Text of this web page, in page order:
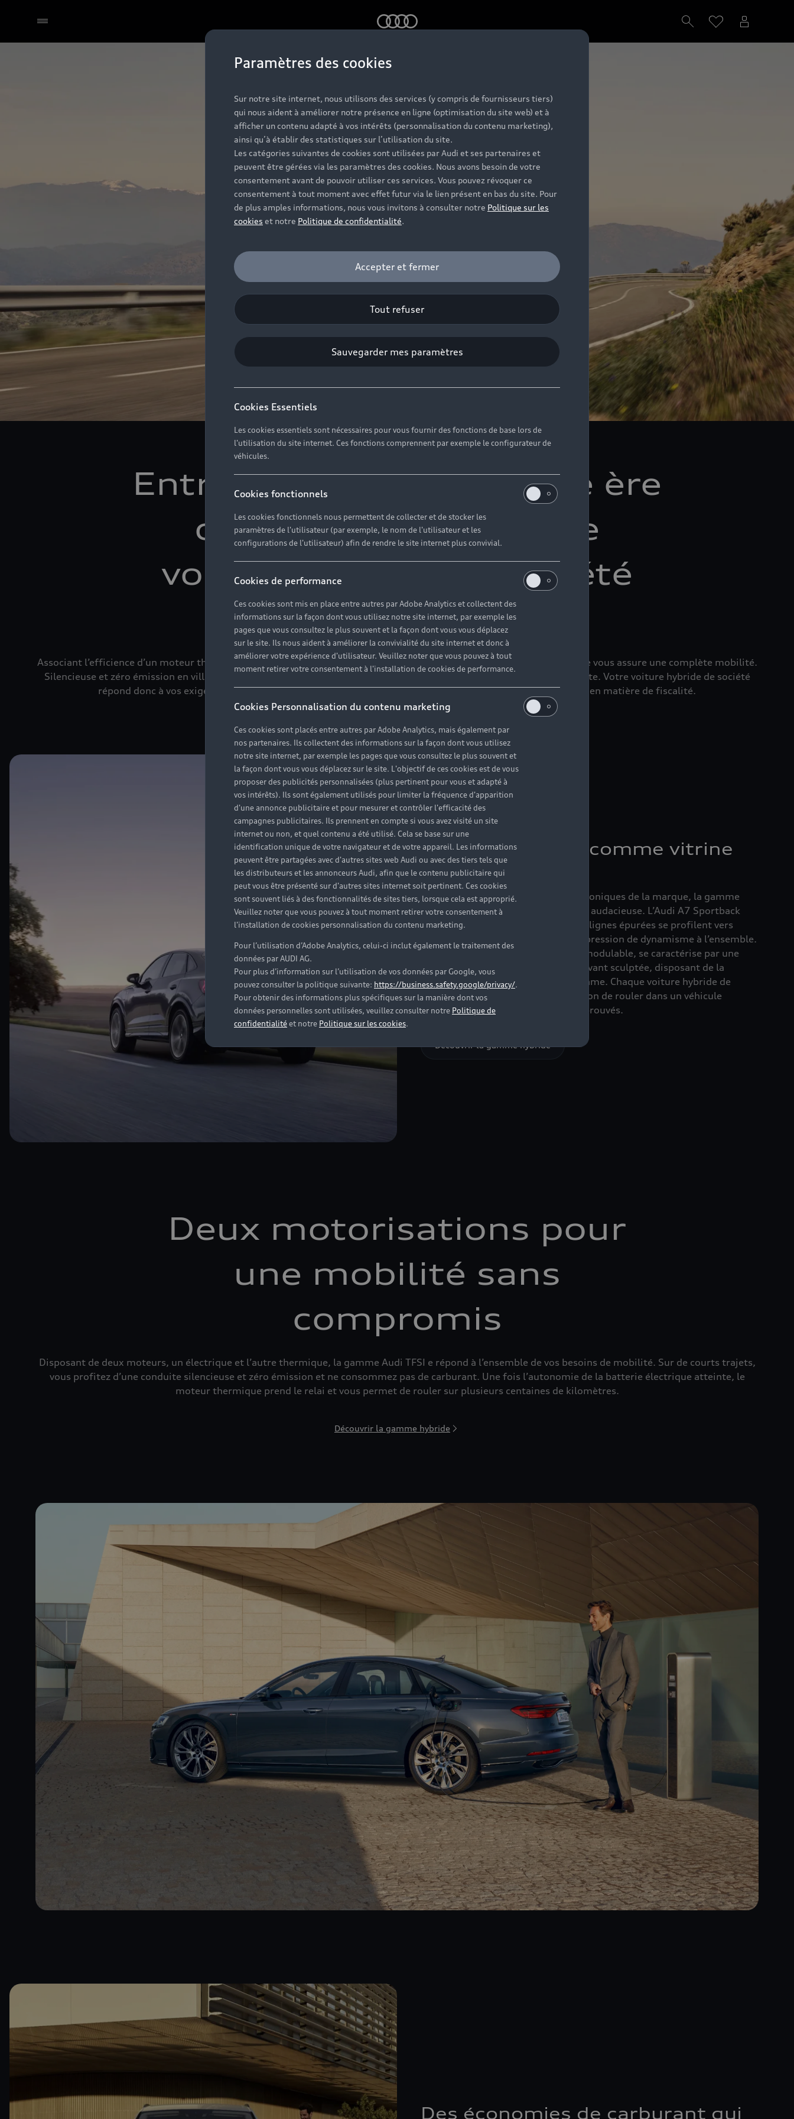
Entrez dans une nouvelle ère
de mobilité avec votre
voiture hybride de société
Audi
Associant l’efficience d’un moteur thermique à celle d’un moteur électrique, la gamme hybride rechargeable Audi TFSI e vous assure une complète mobilité.
Silencieuse et zéro émission en ville, elle se montre également dynamique et réactive en milieu urbain comme sur route. Votre voiture hybride de société
répond donc à vos exigences de confort, de sécurité et de praticité. Elle vous offre en outre, des avantages en matière de fiscalité.
Une allure racée comme vitrine
de votre activité
Directement inspirée des modèles iconiques de la marque, la gamme
hybride rechargeable Audi TFSI e est audacieuse. L’Audi A7 Sportback
TFSI e en est le parfait exemple. Ses lignes épurées se profilent vers
l’arrière du véhicule, offrant une impression de dynamisme à l’ensemble.
L’Audi Q5 TFSI e, SUV polyvalent et modulable, se caractérise par une
allure charismatique avec une face avant sculptée, disposant de la
signature Audi, la calandre SingleFrame. Chaque voiture hybride de
société Audi vous offre donc l’occasion de rouler dans un véhicule
élégant, au confort et à l’efficience prouvés.
Découvrir la gamme hybride
Deux motorisations pour
une mobilité sans
compromis
Disposant de deux moteurs, un électrique et l’autre thermique, la gamme Audi TFSI e répond à l’ensemble de vos besoins de mobilité. Sur de courts trajets,
vous profitez d’une conduite silencieuse et zéro émission et ne consommez pas de carburant. Une fois l’autonomie de la batterie électrique atteinte, le
moteur thermique prend le relai et vous permet de rouler sur plusieurs centaines de kilomètres.
Découvrir la gamme hybride
Des économies de carburant qui
Paramètres des cookies
Sur notre site internet, nous utilisons des services (y compris de fournisseurs tiers)
qui nous aident à améliorer notre présence en ligne (optimisation du site web) et à
afficher un contenu adapté à vos intérêts (personnalisation du contenu marketing),
ainsi qu’à établir des statistiques sur l’utilisation du site.
Les catégories suivantes de cookies sont utilisées par Audi et ses partenaires et
peuvent être gérées via les paramètres des cookies. Nous avons besoin de votre
consentement avant de pouvoir utiliser ces services. Vous pouvez révoquer ce
consentement à tout moment avec effet futur via le lien présent en bas du site. Pour
de plus amples informations, nous vous invitons à consulter notre Politique sur les
cookies et notre Politique de confidentialité.
Accepter et fermer
Tout refuser
Sauvegarder mes paramètres
Cookies Essentiels
Les cookies essentiels sont nécessaires pour vous fournir des fonctions de base lors de
l'utilisation du site internet. Ces fonctions comprennent par exemple le configurateur de
véhicules.
Cookies fonctionnels
Les cookies fonctionnels nous permettent de collecter et de stocker les
paramètres de l'utilisateur (par exemple, le nom de l'utilisateur et les
configurations de l'utilisateur) afin de rendre le site internet plus convivial.
Cookies de performance
Ces cookies sont mis en place entre autres par Adobe Analytics et collectent des
informations sur la façon dont vous utilisez notre site internet, par exemple les
pages que vous consultez le plus souvent et la façon dont vous vous déplacez
sur le site. Ils nous aident à améliorer la convivialité du site internet et donc à
améliorer votre expérience d'utilisateur. Veuillez noter que vous pouvez à tout
moment retirer votre consentement à l'installation de cookies de performance.
Cookies Personnalisation du contenu marketing
Ces cookies sont placés entre autres par Adobe Analytics, mais également par
nos partenaires. Ils collectent des informations sur la façon dont vous utilisez
notre site internet, par exemple les pages que vous consultez le plus souvent et
la façon dont vous vous déplacez sur le site. L'objectif de ces cookies est de vous
proposer des publicités personnalisées (plus pertinent pour vous et adapté à
vos intérêts). Ils sont également utilisés pour limiter la fréquence d'apparition
d'une annonce publicitaire et pour mesurer et contrôler l'efficacité des
campagnes publicitaires. Ils prennent en compte si vous avez visité un site
internet ou non, et quel contenu a été utilisé. Cela se base sur une
identification unique de votre navigateur et de votre appareil. Les informations
peuvent être partagées avec d'autres sites web Audi ou avec des tiers tels que
les distributeurs et les annonceurs Audi, afin que le contenu publicitaire qui
peut vous être présenté sur d'autres sites internet soit pertinent. Ces cookies
sont souvent liés à des fonctionnalités de sites tiers, lorsque cela est approprié.
Veuillez noter que vous pouvez à tout moment retirer votre consentement à
l'installation de cookies personnalisation du contenu marketing.
Pour l’utilisation d’Adobe Analytics, celui-ci inclut également le traitement des
données par AUDI AG.
Pour plus d’information sur l’utilisation de vos données par Google, vous
pouvez consulter la politique suivante: https://business.safety.google/privacy/.
Pour obtenir des informations plus spécifiques sur la manière dont vos
données personnelles sont utilisées, veuillez consulter notre Politique de
confidentialitéet notre Politique sur les cookies.